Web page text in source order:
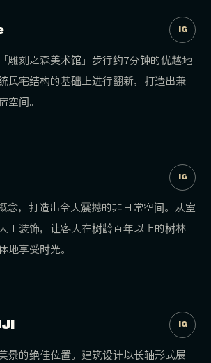
IG
雕刻之森美术馆」步行约7分钟的优越地
民宅结构的基础上进行翻新，打造出兼
空间。
IG
念，打造出令人震撼的非日常空间。从室
工装饰，让客人在树龄百年以上的树林
地享受时光。
IG
景的绝佳位置。建筑设计以长轴形式展